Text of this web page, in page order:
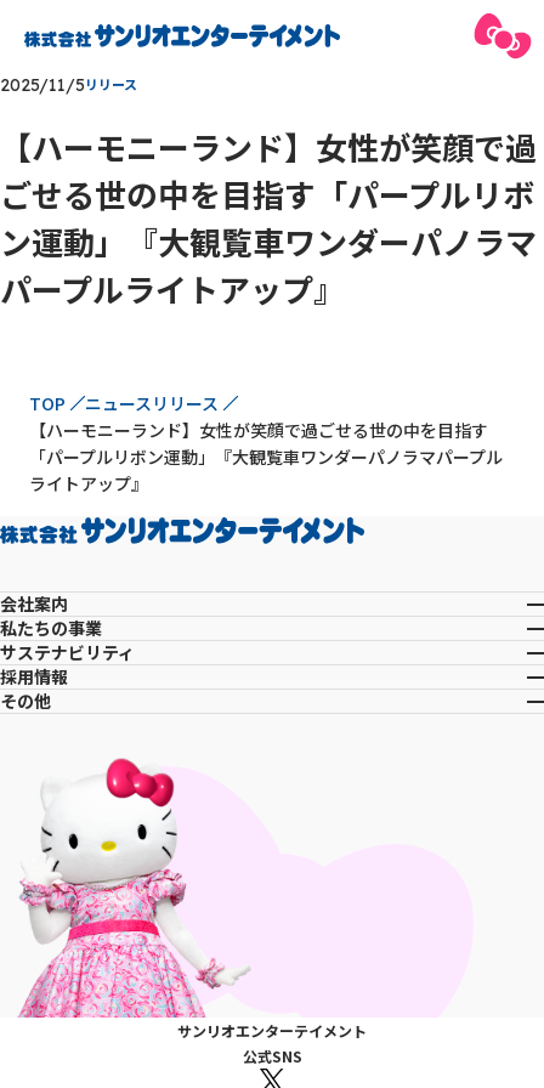
2025/11/5リリース
【ハーモニーランド】⼥性が笑顔で過
ごせる世の中を⽬指す「パープルリボ
ン運動」『⼤観覧⾞ワンダーパノラマ
パープルライトアップ』
現在位置
TOP
ニュースリリース
【ハーモニーランド】⼥性が笑顔で過ごせる世の中を⽬指す
「パープルリボン運動」『⼤観覧⾞ワンダーパノラマパープル
ライトアップ』
会社案内
私たちの事業
サステナビリティ
採用情報
その他
サンリオエンターテイメント
公式SNS